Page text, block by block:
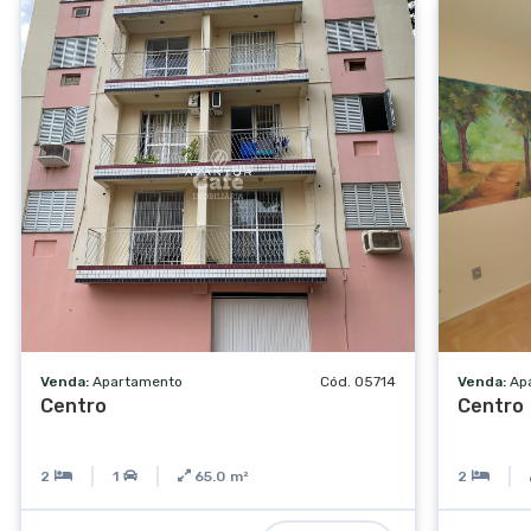
Venda: Apartamento Cód. 05714
Centro
2 1 65.0 m²
Venda:
Centro
2